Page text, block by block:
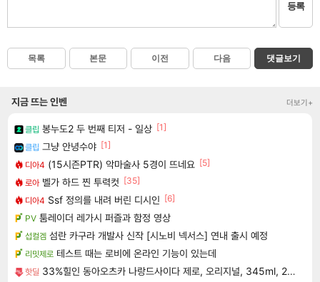
등록
목록 본문 이전 다음 댓글보기
지금 뜨는 인벤 더보기+
클립 봉누도2 두 번째 티저 - 일상 [1]
클립 그냥 안녕수야 [1]
디아4 (15시즌PTR) 악마술사 5경이 뜨네요 [5]
로아 벨가 하드 찐 투력컷 [35]
디아4 Ssf 정의를 내려 버린 디시인 [6]
PV 툼레이더 레가시 퍼즐과 함정 영상
섭컬겜 섬란 카구라 개발사 신작 [시노비 넥서스] 연내 출시 예정
리밋제로 테스트 때는 로비에 온라인 기능이 있는데
핫딜 33%힐인 동아오츠카 나랑드사이다 제로, 오리지널, 345ml, 24개